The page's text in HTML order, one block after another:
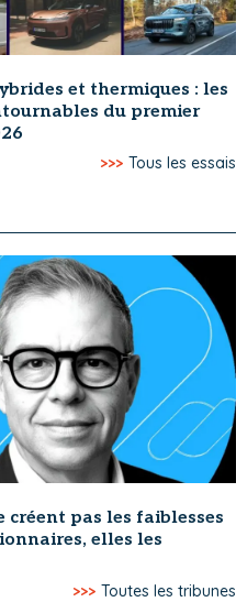
et thermiques : les
du premier
>>> Tous les essais
créent pas les faiblesses
elles les
>>> Toutes les tribunes